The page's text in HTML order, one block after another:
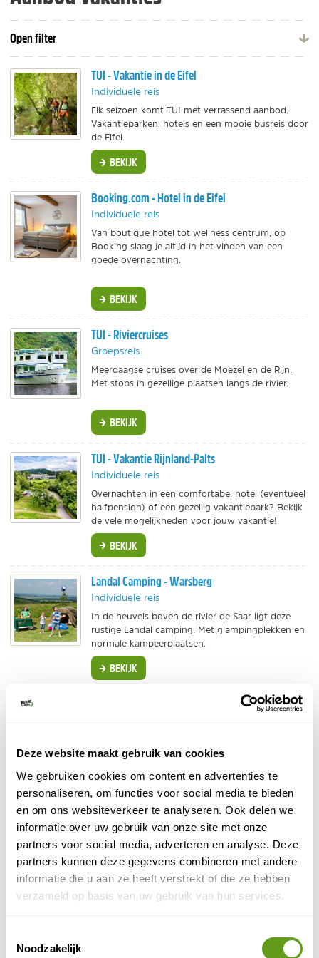
Deze website maakt gebruik van cookies
We gebruiken cookies om content en advertenties te
personaliseren, om functies voor social media te bieden
en om ons websiteverkeer te analyseren. Ook delen we
informatie over uw gebruik van onze site met onze
partners voor social media, adverteren en analyse. Deze
partners kunnen deze gegevens combineren met andere
informatie die u aan ze heeft verstrekt of die ze hebben
verzameld op basis van uw gebruik van hun services.
Noodzakelijk
Open filter
TUI - Vakantie in de Eifel
Individuele reis
Elk seizoen komt TUI met verrassend aanbod.
Vakantieparken, hotels en een mooie busreis door
de Eifel.
BEKIJK
Booking.com - Hotel in de Eifel
Individuele reis
Van boutique hotel tot wellness centrum, op
Booking slaag je altijd in het vinden van een
goede overnachting.
BEKIJK
TUI - Riviercruises
Groepsreis
Meerdaagse cruises over de Moezel en de Rijn.
Met stops in gezellige plaatsen langs de rivier.
BEKIJK
TUI - Vakantie Rijnland-Palts
Individuele reis
Overnachten in een comfortabel hotel (eventueel
halfpension) of een gezellig vakantiepark? Bekijk
de vele mogelijkheden voor jouw vakantie!
BEKIJK
Landal Camping - Warsberg
Individuele reis
In de heuvels boven de rivier de Saar ligt deze
rustige Landal camping. Met glampingplekken en
normale kampeerplaatsen.
BEKIJK
vernieuwd! Moderne huisjes, vernieuwd zwembad
natuur.
BEKIJK
Landal - Leuke parken in de Moezel
Individuele reis, Vakantiepark
vind je het Mont Royal Landal bungalowpark en